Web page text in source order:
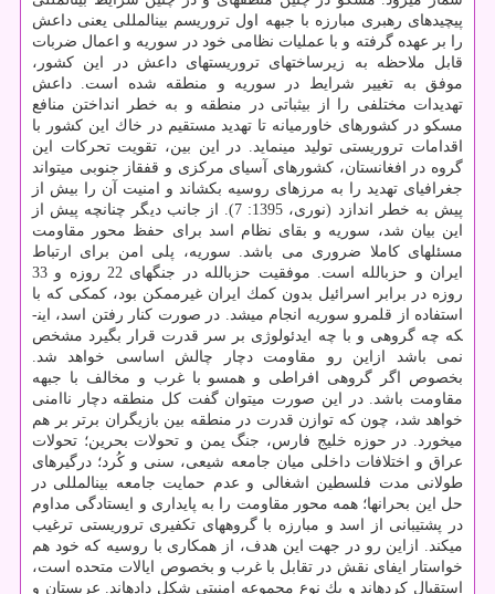
پیچیده­ای رهبری مبارزه با جبهه اول تروریسم بین­المللی یعنی داعش
را بر عهده گرفته و با عملیات نظامی خود در سوریه و اعمال ضربات
قابل ملاحظه به زیرساخت­های تروریست­های داعش در این كشور،
موفق به تغییر شرایط در سوریه و منطقه شده است. داعش
تهدیدات مختلفی را از بی­ثباتی در منطقه و به خطر انداختن منافع
مسكو در كشورهای خاورمیانه تا تهدید مستقیم در خاك این كشور با
اقدامات تروریستی تولید می­نماید. در این بین، تقویت تحركات این
گروه در افغانستان، كشورهای آسیای مركزی و قفقاز جنوبی می­تواند
جغرافیای تهدید را به مرزهای روسیه بكشاند و امنیت آن را بیش از
پیش به خطر اندازد (نوری، 1395: 7). از جانب دیگر چنان­چه پیش از
این بیان شد، سوریه و بقای نظام اسد برای حفظ محور مقاومت
مسئله­ای كاملا ضروری می باشد. سوریه، پلی امن برای ارتباط
ایران و حزب­الله است. موفقیت حزب­الله در جنگ­های 22 روزه و 33
روزه در برابر اسرائیل بدون كمك ایران غیرممكن بود، كمكی كه با
استفاده از قلمرو سوریه انجام می­شد. در صورت كنار رفتن اسد، این­
كه چه گروهی و با چه ایدئولوژی بر سر قدرت قرار بگیرد مشخص
نمی باشد ازاین رو مقاومت دچار چالش اساسی خواهد شد.
بخصوص اگر گروهی افراطی و همسو با غرب و مخالف با جبهه
مقاومت باشد. در این صورت می­توان گفت كل منطقه دچار ناامنی
خواهد شد، چون كه توازن قدرت در منطقه بین بازیگران برتر بر هم
می­خورد. در حوزه خلیج فارس، جنگ یمن و تحولات بحرین؛ تحولات
عراق و اختلافات داخلی میان جامعه شیعی، سنی و كُرد؛ درگیرهای
طولانی مدت فلسطین اشغالی و عدم حمایت جامعه بین­المللی در
حل این بحران­ها؛ همه محور مقاومت را به پایداری و ایستادگی مداوم
در پشتیبانی از اسد و مبارزه با گروه­های تكفیری تروریستی ترغیب
می­كند. ازاین رو در جهت این هدف، از همكاری با روسیه كه خود هم
خواستار ایفای نقش در تقابل با غرب و بخصوص ایالات متحده است،
استقبال كرده­اند و یك نوع مجموعه امنیتی شكل داده­اند. عربستان و